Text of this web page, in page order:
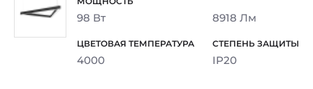
98 Вт 8918 Лм
4000 IP20